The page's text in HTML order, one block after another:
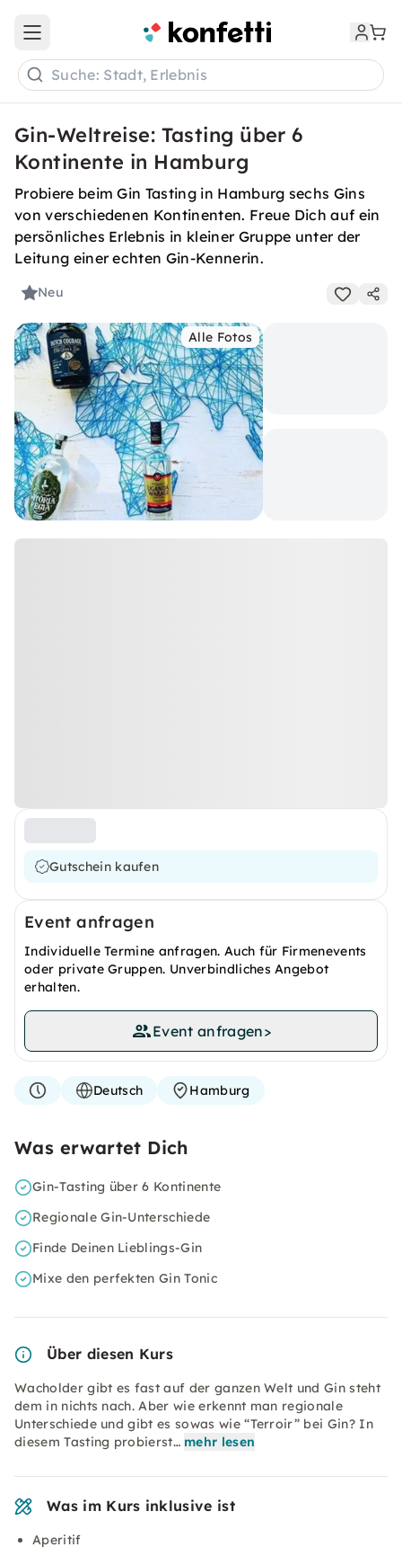
Open main menu
Suche: Stadt, Erlebnis
Gin-Weltreise: Tasting über 6
Kontinente in Hamburg
Probiere beim Gin Tasting in Hamburg sechs Gins
von verschiedenen Kontinenten. Freue Dich auf ein
persönliches Erlebnis in kleiner Gruppe unter der
Leitung einer echten Gin-Kennerin.
Neu
Alle Fotos
Gutschein kaufen
Event anfragen
Individuelle Termine anfragen. Auch für Firmenevents
oder private Gruppen. Unverbindliches Angebot
erhalten.
Event anfragen>
Deutsch Hamburg
Was erwartet Dich
Gin-Tasting über 6 Kontinente
Regionale Gin-Unterschiede
Finde Deinen Lieblings-Gin
Mixe den perfekten Gin Tonic
Über diesen Kurs
Wacholder gibt es fast auf der ganzen Welt und Gin steht
dem in nichts nach. Aber wie erkennt man regionale
Unterschiede und gibt es sowas wie “Terroir” bei Gin? In
diesem Tasting probierst… mehr lesen
Was im Kurs inklusive ist
Aperitif